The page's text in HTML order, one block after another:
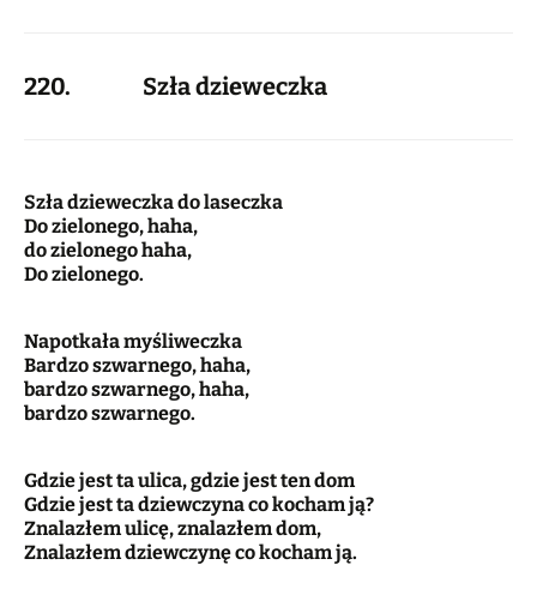
220. Szła dzieweczka
Szła dzieweczka do laseczka
Do zielonego, haha,
do zielonego haha,
Do zielonego.
Napotkała myśliweczka
Bardzo szwarnego, haha,
bardzo szwarnego, haha,
bardzo szwarnego.
Gdzie jest ta ulica, gdzie jest ten dom
Gdzie jest ta dziewczyna co kocham ją?
Znalazłem ulicę, znalazłem dom,
Znalazłem dziewczynę co kocham ją.